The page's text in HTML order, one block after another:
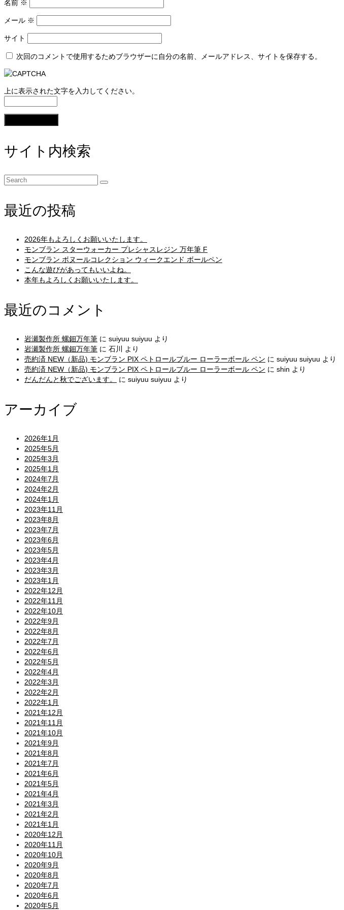
名前 ※
メール ※
サイト
次回のコメントで使用するためブラウザーに自分の名前、メールアドレス、サイトを保存する。
上に表示された文字を入力してください。
サイト内検索
Search
最近の投稿
2026年もよろしくお願いいたします。
モンブラン スターウォーカー プレシャスレジン 万年筆 F
モンブラン ボヌールコレクション ウィークエンド ボールペン
こんな遊びがあってもいいよね。
本年もよろしくお願いいたします。
最近のコメント
岩瀬製作所 螺鈿万年筆 に suiyuu suiyuu より
岩瀬製作所 螺鈿万年筆 に 石川
より
売約済 NEW（新品) モンブラン PIX ペトロールブルー ローラーボール ペン に suiyuu suiyuu より
売約済 NEW（新品) モンブラン PIX ペトロールブルー ローラーボール ペン に shin より
だんだんと秋でございます。
に suiyuu suiyuu より
アーカイブ
2026年1月
2025年5月
2025年3月
2025年1月
2024年7月
2024年2月
2024年1月
2023年11月
2023年8月
2023年7月
2023年6月
2023年5月
2023年4月
2023年3月
2023年1月
2022年12月
2022年11月
2022年10月
2022年9月
2022年8月
2022年7月
2022年6月
2022年5月
2022年4月
2022年3月
2022年2月
2022年1月
2021年12月
2021年11月
2021年10月
2021年9月
2021年8月
2021年7月
2021年6月
2021年5月
2021年4月
2021年3月
2021年2月
2021年1月
2020年12月
2020年11月
2020年10月
2020年9月
2020年8月
2020年7月
2020年6月
2020年5月